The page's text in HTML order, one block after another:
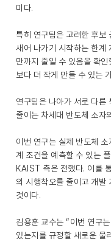
미다.
특히 연구팀은 고려한 후보
새어 나가기 시작하는 한계
만까지 줄일 수 있음을 확
보다 더 작게 만들 수 있는
연구팀은 나아가 서로 다른
줄이는 차세대 반도체 소자
이번 연구는 실제 반도체
계 조건을 예측할 수 있는
KAIST 측은 전했다. 이를
의 시행착오를 줄이고 개발
것이다.
김용훈 교수는 “이번 연구
있는지를 규정할 새로운 물